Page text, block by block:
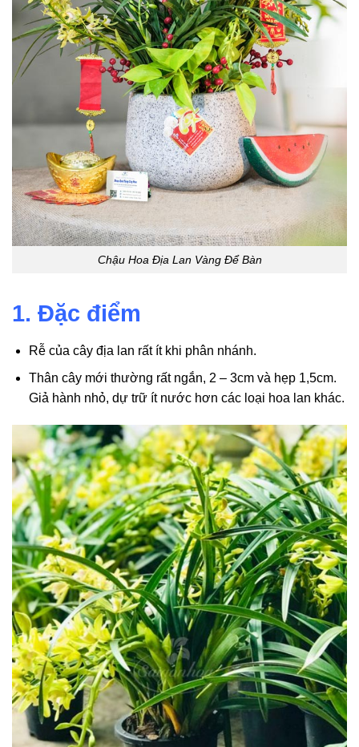
Chậu Hoa Địa Lan Vàng Để Bàn
1. Đặc điểm
Rễ của cây địa lan rất ít khi phân nhánh.
Thân cây mới thường rất ngắn, 2 – 3cm và hẹp 1,5cm.
Giả hành nhỏ, dự trữ ít nước hơn các loại hoa lan khác.